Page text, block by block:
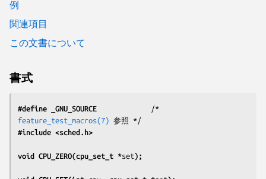
例
関連項目
この文書について
書式
#define _GNU_SOURCE
feature_test_macros(7)
#include <sched.h>
void CPU_ZERO(cpu_set_t *set);